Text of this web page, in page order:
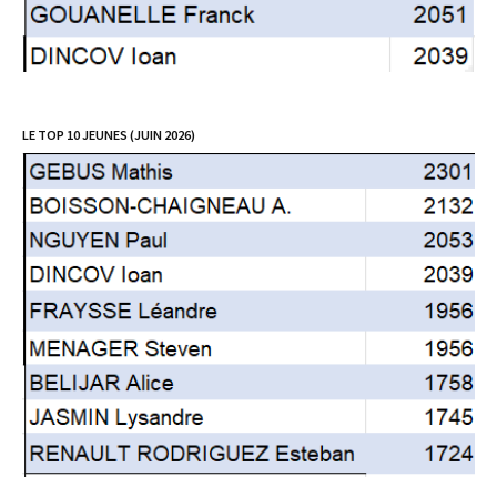
LE TOP 10 JEUNES (JUIN 2026)